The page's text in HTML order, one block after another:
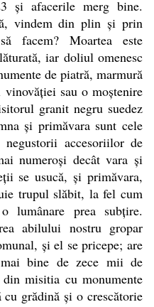
şi afacerile merg bine.
vindem din plin şi prin
facem? Moartea este
iar doliul omenesc
de piatră, marmură
sau o moştenire
granit negru suedez
şi primăvara sunt cele
accesoriilor de
numeroşi decât vara şi
se usucă, şi primăvara,
trupul slăbit, la fel cum
lumânare prea subţire.
abilului nostru gropar
şi el se pricepe; are
bine de zece mii de
misitia cu monumente
grădină şi o crescătorie